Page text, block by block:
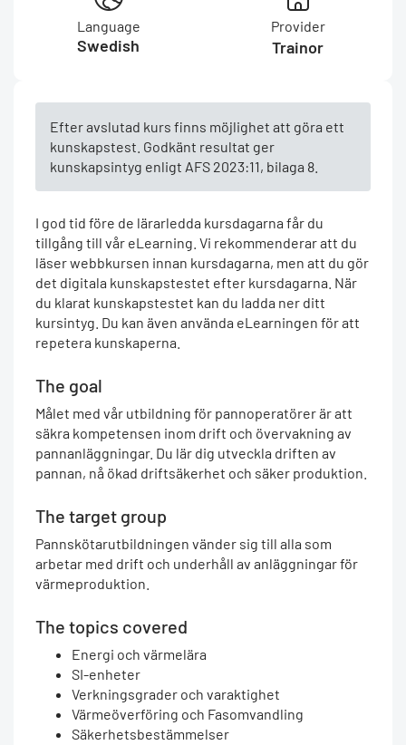
Efter avslutad kurs finns möjlighet att göra ett
kunskapstest. Godkänt resultat ger
kunskapsintyg enligt AFS 2023:11, bilaga 8.
I god tid före de lärarledda kursdagarna får du
tillgång till vår eLearning. Vi rekommenderar att du
läser webbkursen innan kursdagarna, men att du gör
det digitala kunskapstestet efter kursdagarna. När
du klarat kunskapstestet kan du ladda ner ditt
kursintyg. Du kan även använda eLearningen för att
repetera kunskaperna.
The goal
Målet med vår utbildning för pannoperatörer är att
säkra kompetensen inom drift och övervakning av
pannanläggningar. Du lär dig utveckla driften av
pannan, nå ökad driftsäkerhet och säker produktion.
The target group
Pannskötarutbildningen vänder sig till alla som
arbetar med drift och underhåll av anläggningar för
värmeproduktion.
The topics covered
Energi och värmelära
SI-enheter
Verkningsgrader och varaktighet
Värmeöverföring och Fasomvandling
Säkerhetsbestämmelser
Language
Swedish
Provider
Trainor